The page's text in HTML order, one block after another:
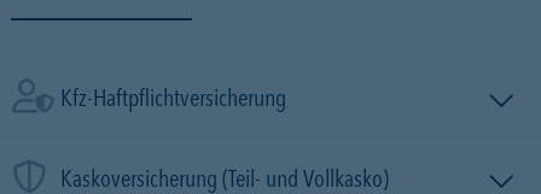
Kfz-Haftpflichtversicherung
Kaskoversicherung (Teil- und Vollkasko)